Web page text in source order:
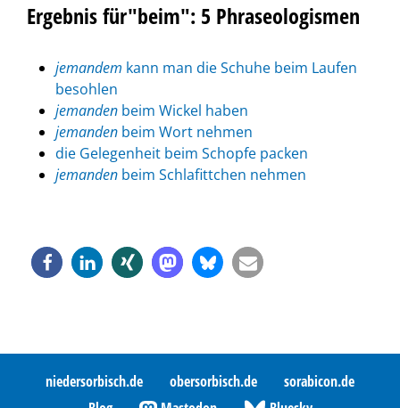
Ergebnis für"beim": 5 Phraseologismen
jemandem kann man die Schuhe beim Laufen
besohlen
jemanden beim Wickel haben
jemanden beim Wort nehmen
die Gelegenheit beim Schopfe packen
jemanden beim Schlafittchen nehmen
niedersorbisch.de obersorbisch.de
sorabicon.de